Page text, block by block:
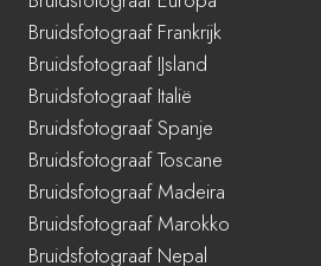
Bruidsfotograaf Frankrijk
Bruidsfotograaf IJsland
Bruidsfotograaf Italië
Bruidsfotograaf Spanje
Bruidsfotograaf Toscane
Bruidsfotograaf Madeira
Bruidsfotograaf Marokko
Bruidsfotograaf Nepal